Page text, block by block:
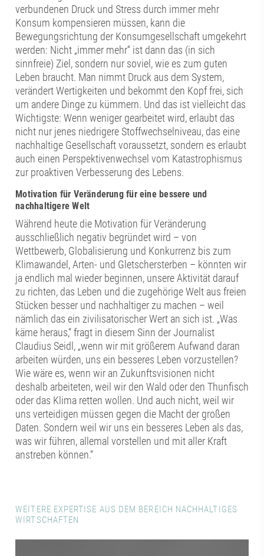
verbundenen Druck und Stress durch immer mehr
Konsum kompensieren müssen, kann die
Bewegungsrichtung der Konsumgesellschaft umgekehrt
werden: Nicht „immer mehr“ ist dann das (in sich
sinnfreie) Ziel, sondern nur soviel, wie es zum guten
Leben braucht. Man nimmt Druck aus dem System,
verändert Wertigkeiten und bekommt den Kopf frei, sich
um andere Dinge zu kümmern. Und das ist vielleicht das
Wichtigste: Wenn weniger gearbeitet wird, erlaubt das
nicht nur jenes niedrigere Stoffwechselniveau, das eine
nachhaltige Gesellschaft voraussetzt, sondern es erlaubt
auch einen Perspektivenwechsel vom Katastrophismus
zur proaktiven Verbesserung des Lebens.
Motivation für Veränderung für eine bessere und
nachhaltigere Welt
Während heute die Motivation für Veränderung
ausschließlich negativ begründet wird – von
Wettbewerb, Globalisierung und Konkurrenz bis zum
Klimawandel, Arten- und Gletschersterben – könnten wir
ja endlich mal wieder beginnen, unsere Aktivität darauf
zu richten, das Leben und die zugehörige Welt aus freien
Stücken besser und nachhaltiger zu machen – weil
nämlich das ein zivilisatorischer Wert an sich ist. „Was
käme heraus,“ fragt in diesem Sinn der Journalist
Claudius Seidl, „wenn wir mit größerem Aufwand daran
arbeiten würden, uns ein besseres Leben vorzustellen?
Wie wäre es, wenn wir an Zukunftsvisionen nicht
deshalb arbeiteten, weil wir den Wald oder den Thunfisch
oder das Klima retten wollen. Und auch nicht, weil wir
uns verteidigen müssen gegen die Macht der großen
Daten. Sondern weil wir uns ein besseres Leben als das,
was wir führen, allemal vorstellen und mit aller Kraft
anstreben können.“
WEITERE EXPERTISE AUS DEM BEREICH NACHHALTIGES
WIRTSCHAFTEN